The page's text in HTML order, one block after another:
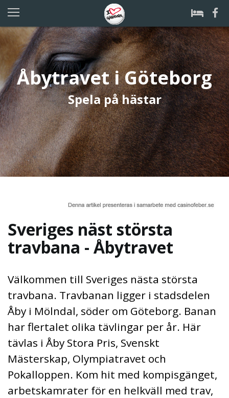
Åbytravet i Göteborg
Spela på hästar
Sveriges näst största
travbana - Åbytravet
Välkommen till Sveriges nästa största
travbana. Travbanan ligger i stadsdelen
Åby i Mölndal, söder om Göteborg. Banan
har flertalet olika tävlingar per år. Här
tävlas i Åby Stora Pris, Svenskt
Mästerskap, Olympiatravet och
Pokalloppen. Kom hit med kompisgänget,
arbetskamrater för en helkväll med trav,